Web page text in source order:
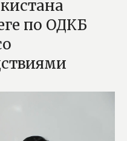
по ОДКБ